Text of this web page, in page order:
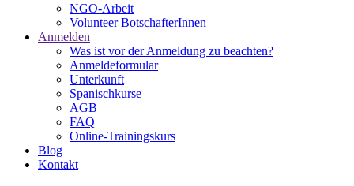
NGO-Arbeit
Volunteer BotschafterInnen
Anmelden
Was ist vor der Anmeldung zu beachten?
Anmeldeformular
Unterkunft
Spanischkurse
AGB
FAQ
Online-Trainingskurs
Blog
Kontakt